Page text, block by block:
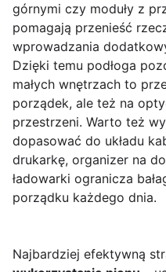
górnymi czy moduły z
pomagają przenieść
wprowadzania
Dzięki temu podłoga
małych wnętrzach to
porządek, ale też na
przestrzeni. Warto też
dopasować do układu
drukarkę, organizer na
ładowarki ogranicza
porządku każdego dnia.
Najbardziej efektywną